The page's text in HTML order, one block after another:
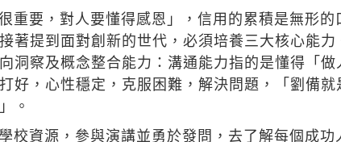
重要，對人要懂得感恩」，信用的累積是無形
著提到面對創新的世代，必須培養三大核心能
洞察及概念整合能力：溝通能力指的是懂得「
好，心性穩定，克服困難，解決問題，「劉備
。
校資源，參與演講並勇於發問，去了解每個成